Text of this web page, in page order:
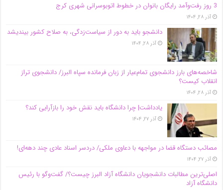
3 روز رفت‌وآمد رایگان بانوان در خطوط اتوبوسرانی شهری کرج
آذر ۲۸, ۱۴۰۴
دانشجو باید به دور از سیاست‌زدگی، به صلاح کشور بیندیشد
آذر ۲۸, ۱۴۰۴
شاخصه‌های بارز دانشجوی تمام‌عیار از زبان فرمانده سپاه البرز/ دانشجوی تراز
انقلاب کیست؟
آذر ۲۸, ۱۴۰۴
یادداشت| چرا دانشگاه باید نقش خود را بازآرایی کند؟
آذر ۲۷, ۱۴۰۴
مصائب دستگاه قضا در مواجهه با دعاوی ملکی/ دردسر اسناد عادی چند‌ دهه‌ای!
آذر ۲۷, ۱۴۰۴
اصلی‌ترین مطالبات دانشجویان دانشگاه آزاد البرز چیست؟/ گفت‌وگو با رئیس
دانشگاه آز‌اد